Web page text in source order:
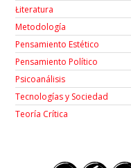
Łiteratura
Metodología
Pensamiento Estético
Pensamiento Político
Psicoanálisis
Tecnologías y Sociedad
Teoría Crítica